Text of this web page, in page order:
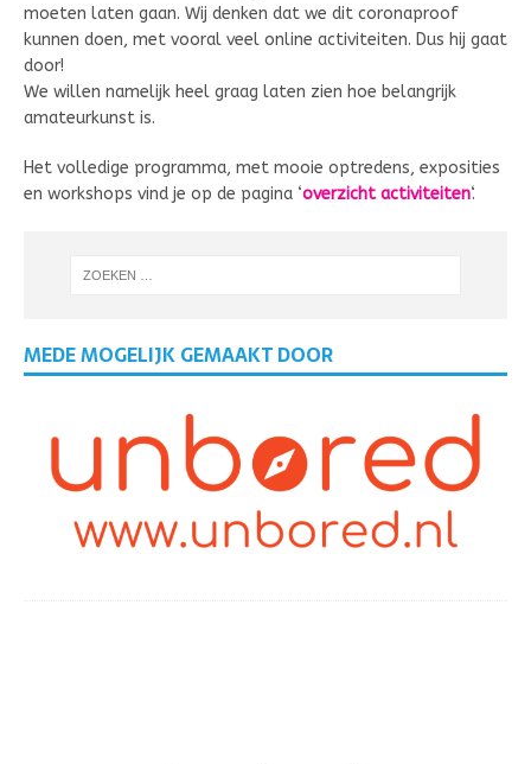
moeten laten gaan. Wij denken dat we dit coronaproof
kunnen doen, met vooral veel online activiteiten. Dus hij gaat
door!
We willen namelijk heel graag laten zien hoe belangrijk
amateurkunst is.
Het volledige programma, met mooie optredens, exposities
en workshops vind je op de pagina ‘overzicht activiteiten‘.
MEDE MOGELIJK GEMAAKT DOOR